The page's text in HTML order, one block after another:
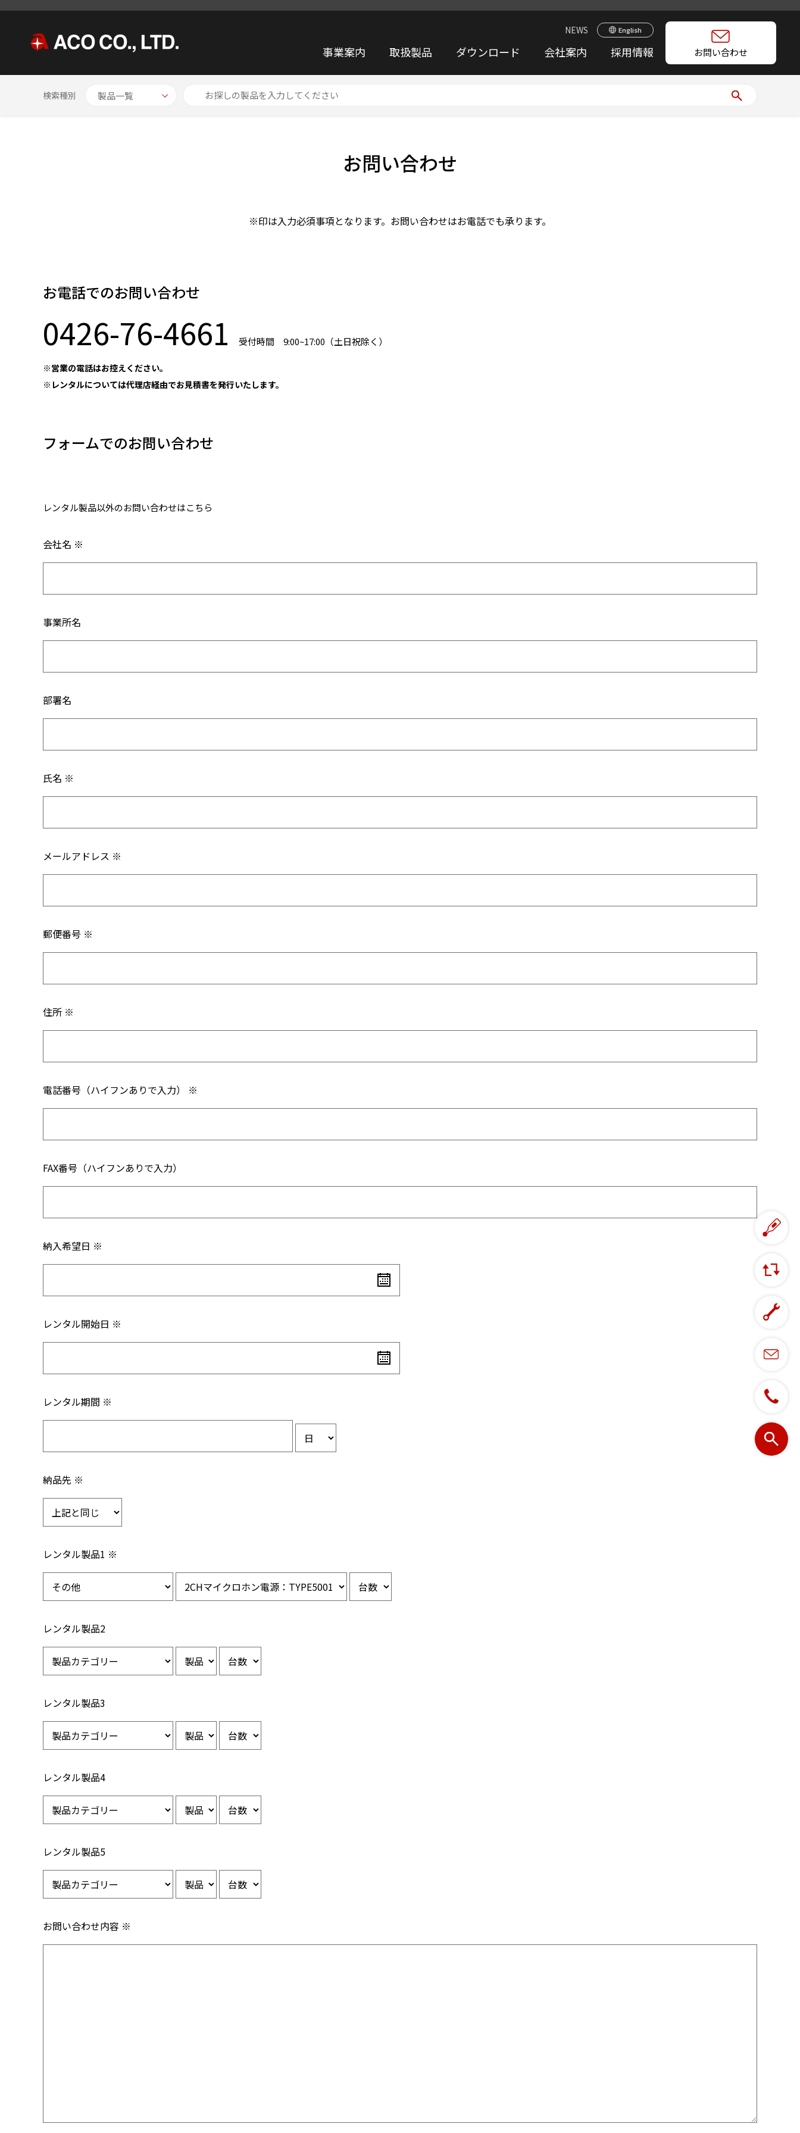
NEWS English
事業案内 取扱製品 ダウンロード 会社案内 採用情報 お問い合わせ
検索種別
HOME お問い合わせ
お問い合わせ
※印は入力必須事項となります。お問い合わせはお電話でも承ります。
お電話でのお問い合わせ
0426-76-4661 受付時間 9:00~17:00（土日祝除く）
※営業の電話はお控えください。
※レンタルについては代理店経由でお見積書を発行いたします。
フォームでのお問い合わせ
レンタル製品以外のお問い合わせはこちら
会社名 ※
事業所名
部署名
氏名 ※
メールアドレス ※
郵便番号 ※
住所 ※
電話番号（ハイフンありで入力） ※
FAX番号（ハイフンありで入力）
納入希望日 ※
レンタル開始日 ※
レンタル期間 ※
納品先 ※
レンタル製品1 ※
レンタル製品2
レンタル製品3
レンタル製品4
レンタル製品5
お問い合わせ内容 ※